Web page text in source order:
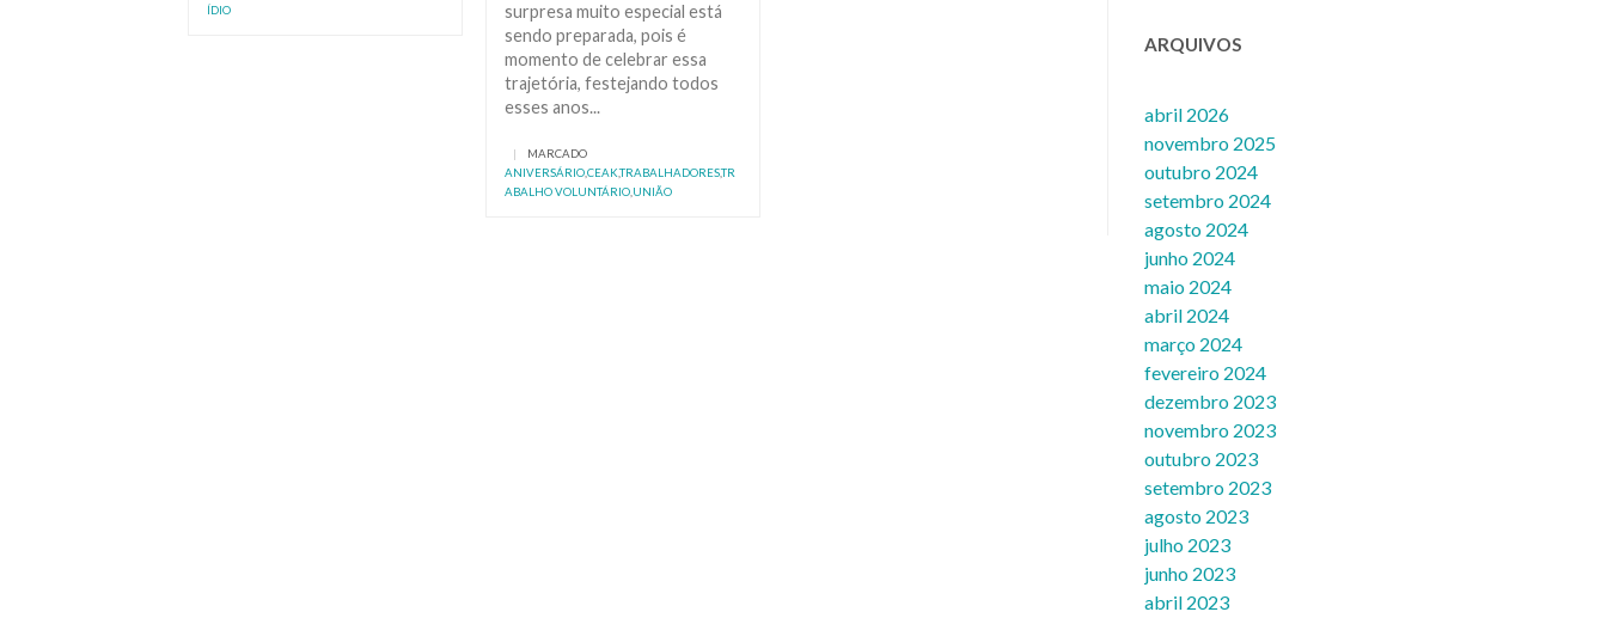
ÍDIO
surpresa muito especial está
sendo preparada, pois é
momento de celebrar essa
trajetória, festejando todos
esses anos...
MARCADO
ANIVERSÁRIO,CEAK,TRABALHADORES,TR
ABALHO VOLUNTÁRIO,UNIÃO
ARQUIVOS
abril 2026
novembro 2025
outubro 2024
setembro 2024
agosto 2024
junho 2024
maio 2024
abril 2024
março 2024
fevereiro 2024
dezembro 2023
novembro 2023
outubro 2023
setembro 2023
agosto 2023
julho 2023
junho 2023
abril 2023